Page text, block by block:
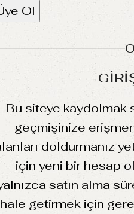
Ol
Bu siteye kaydolmak
geçmişinize
doldurmanız
için yeni bir hesap
satın alma
hale getirmek için